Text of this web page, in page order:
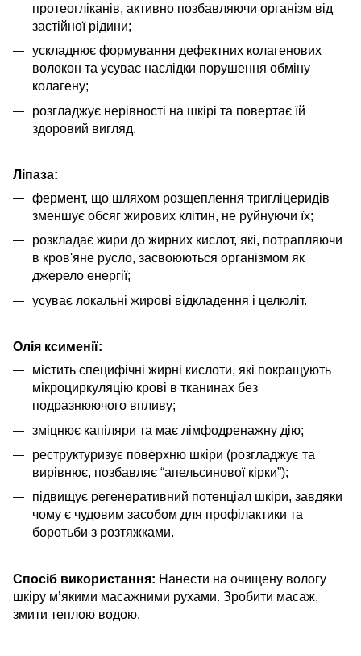
протеогліканів, активно позбавляючи організм від
застійної рідини;
ускладнює формування дефектних колагенових
волокон та усуває наслідки порушення обміну
колагену;
розгладжує нерівності на шкірі та повертає їй
здоровий вигляд.
Ліпаза:
фермент, що шляхом розщеплення тригліцеридів
зменшує обсяг жирових клітин, не руйнуючи їх;
розкладає жири до жирних кислот, які, потрапляючи
в кров'яне русло, засвоюються організмом як
джерело енергії;
усуває локальні жирові відкладення і целюліт.
Олія ксименії:
містить специфічні жирні кислоти, які покращують
мікроциркуляцію крові в тканинах без
подразнюючого впливу;
зміцнює капіляри та має лімфодренажну дію;
реструктуризує поверхню шкіри (розгладжує та
вирівнює, позбавляє “апельсинової кірки”);
підвищує регенеративний потенціал шкіри, завдяки
чому є чудовим засобом для профілактики та
боротьби з розтяжками.
Спосіб використання: Нанести на очищену вологу
шкіру м’якими масажними рухами. Зробити масаж,
змити теплою водою.